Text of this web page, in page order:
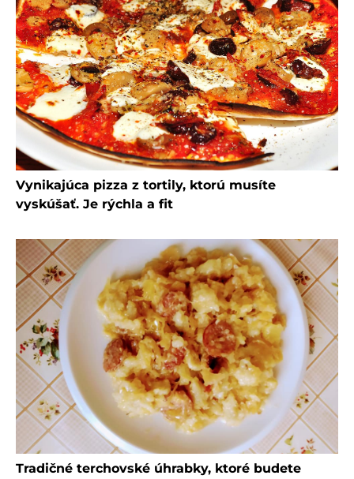
Vynikajúca pizza z tortily, ktorú musíte
vyskúšať. Je rýchla a fit
Tradičné terchovské úhrabky, ktoré budete